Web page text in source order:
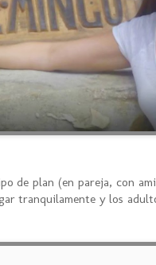
de plan (en pareja, con
tranquilamente y los